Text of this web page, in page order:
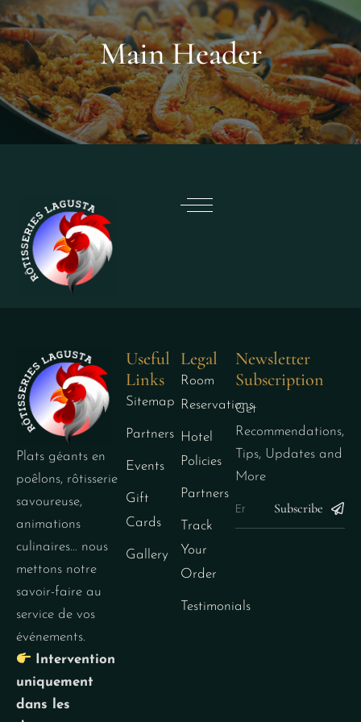
Main Header
Plats géants en
poêlons, rôtisserie
savoureuse,
animations
culinaires… nous
mettons notre
savoir-faire au
service de vos
événements.
Intervention
uniquement
dans les
Useful
Links
Sitemap
Partners
Events
Gift
Cards
Gallery
Legal
Room
Reservations
Hotel
Policies
Partners
Track
Your
Order
Testimonials
Newsletter
Subscription
Get
Recommendations,
Tips, Updates and
More
Subscribe